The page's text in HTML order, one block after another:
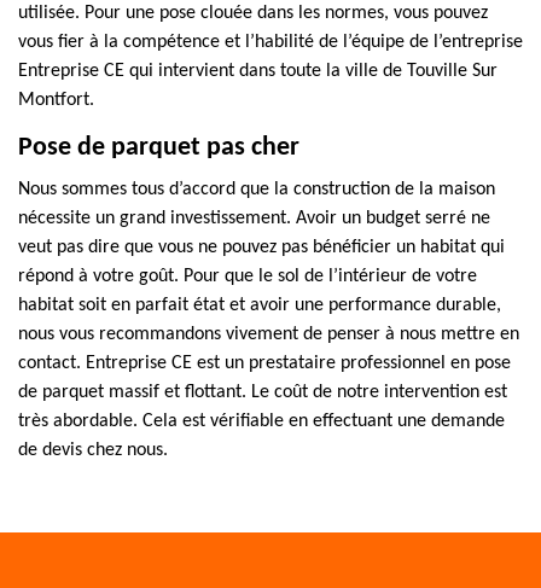
utilisée. Pour une pose clouée dans les normes, vous pouvez
vous fier à la compétence et l’habilité de l’équipe de l’entreprise
Entreprise CE qui intervient dans toute la ville de Touville Sur
Montfort.
Pose de parquet pas cher
Nous sommes tous d’accord que la construction de la maison
nécessite un grand investissement. Avoir un budget serré ne
veut pas dire que vous ne pouvez pas bénéficier un habitat qui
répond à votre goût. Pour que le sol de l’intérieur de votre
habitat soit en parfait état et avoir une performance durable,
nous vous recommandons vivement de penser à nous mettre en
contact. Entreprise CE est un prestataire professionnel en pose
de parquet massif et flottant. Le coût de notre intervention est
très abordable. Cela est vérifiable en effectuant une demande
de devis chez nous.